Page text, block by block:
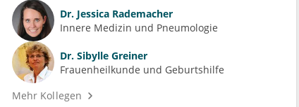
Dr. Jessica Rademacher
Innere Medizin und Pneumologie
Dr. Sibylle Greiner
Frauenheilkunde und Geburtshilfe
Mehr Kollegen